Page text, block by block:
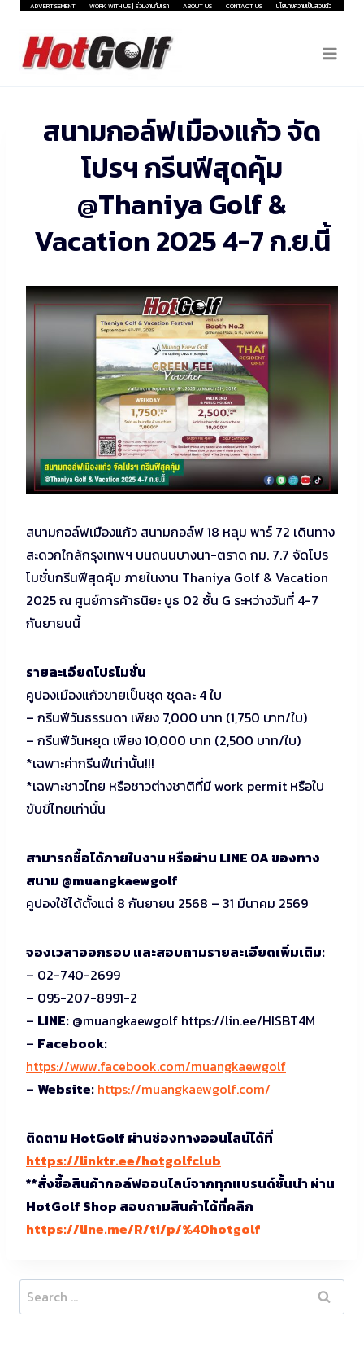
Skip
content
ADVERTISEMENT WORK WITH US | ร่วมงานกับเรา ABOUT US CONTACT US นโยบายความเป็นส่วนตัว
สนามกอล์ฟเมืองแก้ว จัด
โปรฯ กรีนฟีสุดคุ้ม
@Thaniya Golf &
Vacation 2025 4-7 ก.ย.นี้
สนามกอล์ฟเมืองแก้ว สนามกอล์ฟ 18 หลุม พาร์ 72 เดินทาง
สะดวกใกล้กรุงเทพฯ บนถนนบางนา-ตราด กม. 7.7 จัดโปร
โมชั่นกรีนฟีสุดคุ้ม ภายในงาน Thaniya Golf & Vacation
2025 ณ ศูนย์การค้าธนิยะ บูธ 02 ชั้น G ระหว่างวันที่ 4-7
กันยายนนี้
รายละเอียดโปรโมชั่น
คูปองเมืองแก้วขายเป็นชุด ชุดละ 4 ใบ
– กรีนฟีวันธรรมดา เพียง 7,000 บาท (1,750 บาท/ใบ)
– กรีนฟีวันหยุด เพียง 10,000 บาท (2,500 บาท/ใบ)
*เฉพาะค่ากรีนฟีเท่านั้น!!!
*เฉพาะชาวไทย หรือชาวต่างชาติที่มี work permit หรือใบ
ขับขี่ไทยเท่านั้น
สามารถซื้อได้ภายในงาน หรือผ่าน LINE OA ของทาง
สนาม @muangkaewgolf
คูปองใช้ได้ตั้งแต่ 8 กันยายน 2568 – 31 มีนาคม 2569
จองเวลาออกรอบ และสอบถามรายละเอียดเพิ่มเติม:
– 02-740-2699
– 095-207-8991-2
– LINE: @muangkaewgolf https://lin.ee/HISBT4M
– Facebook:
https://www.facebook.com/muangkaewgolf
– Website: https://muangkaewgolf.com/
ติดตาม HotGolf ผ่านช่องทางออนไลน์ได้ที่
https://linktr.ee/hotgolfclub
**สั่งซื้อสินค้ากอล์ฟออนไลน์จากทุกแบรนด์ชั้นนำ ผ่าน
HotGolf Shop สอบถามสินค้าได้ที่คลิก
https://line.me/R/ti/p/%40hotgolf
Search
for: